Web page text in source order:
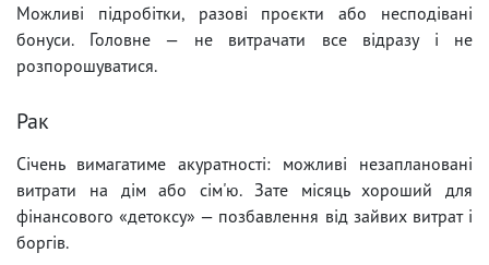
Можливі підробітки, разові проєкти або несподівані
бонуси. Головне — не витрачати все відразу і не
розпорошуватися.
Рак
Січень вимагатиме акуратності: можливі незаплановані
витрати на дім або сім'ю. Зате місяць хороший для
фінансового «детоксу» — позбавлення від зайвих витрат і
боргів.